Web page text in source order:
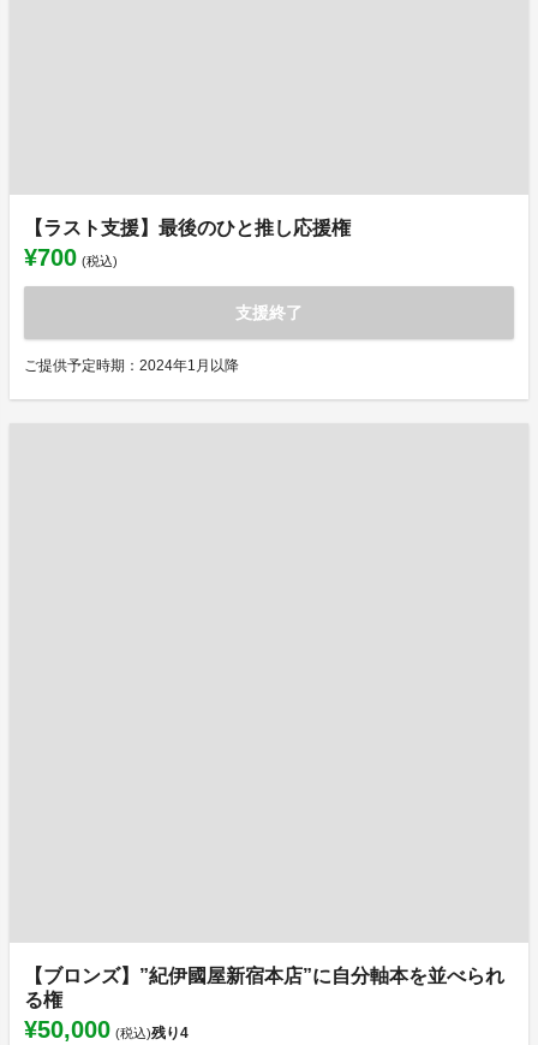
【ラスト支援】最後のひと推し応援権
¥700 (税込)
支援終了
ご提供予定時期：2024年1月以降
【ブロンズ】”紀伊國屋新宿本店”に自分軸本を並べられ
る権
¥50,000 (税込)残り4